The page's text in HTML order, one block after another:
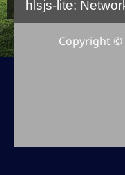
hlsjs-lite:
Copyright ©